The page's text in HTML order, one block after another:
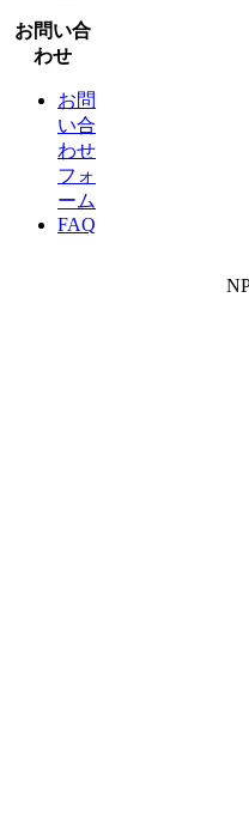
お問い合
わせ
お問
い合
わせ
フォ
ーム
FAQ